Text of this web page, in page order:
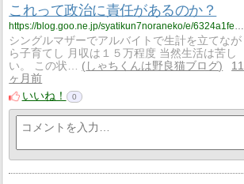
これって政治に責任があるのか？
https://blog.goo.ne.jp/syatikun7noraneko/e/6324a1fe9f89ead9d7fe7cb5d82b8464?fm=rss
シングルマザーでアルバイトで生計を立てなが
ら子育てし 月収は１５万程度 当然生活は苦し
い。 この状…
しゃちくんは野良猫ブログ
11
ヶ月前
いいね！
0